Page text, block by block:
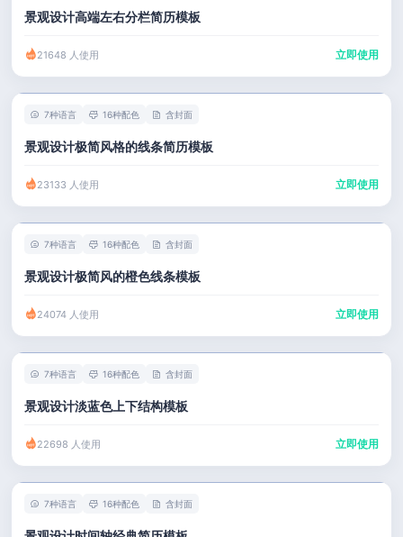
景观设计高端左右分栏简历模板
21648 人使用 立即使用
7种语言 16种配色 含封面
景观设计极简风格的线条简历模板
23133 人使用 立即使用
7种语言 16种配色 含封面
景观设计极简风的橙色线条模板
24074 人使用 立即使用
7种语言 16种配色 含封面
景观设计淡蓝色上下结构模板
22698 人使用 立即使用
7种语言 16种配色 含封面